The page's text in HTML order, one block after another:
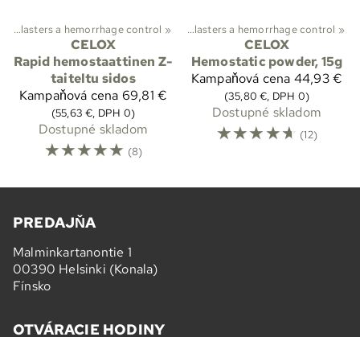
Plasters a hemorrhage control ‪»
CELOX
Rapid hemostaattinen Z-
taiteltu sidos
Kampaňová cena 69,81 €
(55,63 €, DPH 0)
Dostupné skladom
☆☆☆☆☆ (8)
pomoc a medicínska starostlivosť Plasters a hemorrhage control ‪»
CELOX
Hemostatic powder, 15g
Kampaňová cena 44,93 €
(35,80 €, DPH 0)
Dostupné skladom
☆☆☆☆☆ (12)
PREDAJŇA
Malminkartanontie 1
00390 Helsinki (Konala)
Fínsko
OTVÁRACIE HODINY